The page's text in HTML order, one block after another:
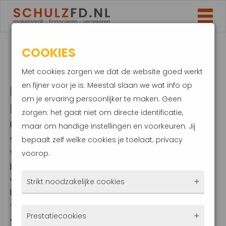
FINANCIËLE PLANNING
DE GROTE WAARDE VAN EEN
HELDER TOTAALBEELD
Financiële wensen en verplichtingen variëren flink
gedurende een mensenleven. Kinderen die gaan
studeren, de aankoop van een woning,
pensionering: mooie gebeurtenissen, maar u moet
er wél goed op zijn voorbereid. Financiële planning
brengt uitkomst. Door middel van een persoonlijk
financieel plan creëert u overzicht over wat nodig is
om uw wensen en ambities te realiseren.
COOKIES
Met cookies zorgen we dat de website goed werkt
en fijner voor je is. Meestal slaan we wat info op
om je ervaring persoonlijker te maken. Geen
zorgen: het gaat niet om directe identificatie,
maar om handige instellingen en voorkeuren. Jij
bepaalt zelf welke cookies je toelaat; privacy
voorop.
Strikt noodzakelijke cookies
Prestatiecookies